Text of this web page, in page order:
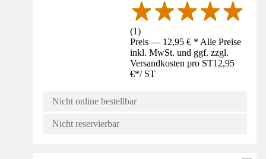
(1)
Preis — 12,95 € * Alle Preise
inkl. MwSt. und ggf. zzgl.
Versandkosten pro ST12,95
€*/ ST
Nicht online bestellbar
Nicht reservierbar